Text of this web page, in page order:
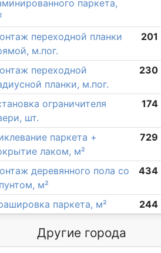
паркета,
переходной планки
м.пог.
201
переходной
планки, м.пог.
230
ограничителя
шт.
174
паркета +
лаком, м²
729
деревянного пола со
м²
434
паркета, м² 244
Другие города